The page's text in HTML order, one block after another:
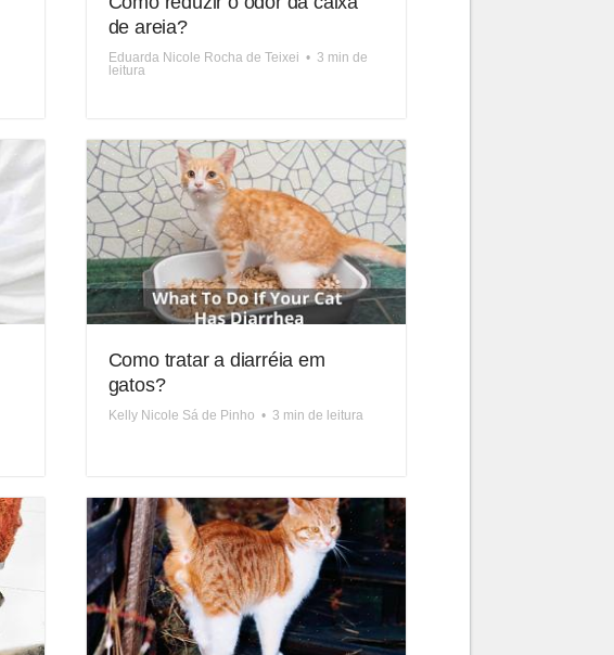
de areia?
Eduarda Nicole Rocha de Teixei • 3 min de
leitura
Como tratar a diarréia em
gatos?
Kelly Nicole Sá de Pinho • 3 min de leitura